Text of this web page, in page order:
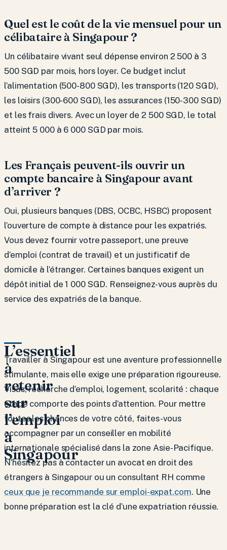
Quel est le coût de la vie mensuel pour un
célibataire à Singapour ?
Un célibataire vivant seul dépense environ 2 500 à 3
500 SGD par mois, hors loyer. Ce budget inclut
l’alimentation (500-800 SGD), les transports (120 SGD),
les loisirs (300-600 SGD), les assurances (150-300 SGD)
et les frais divers. Avec un loyer de 2 500 SGD, le total
atteint 5 000 à 6 000 SGD par mois.
Les Français peuvent-ils ouvrir un
compte bancaire à Singapour avant
d’arriver ?
Oui, plusieurs banques (DBS, OCBC, HSBC) proposent
l’ouverture de compte à distance pour les expatriés.
Vous devez fournir votre passeport, une preuve
d’emploi (contrat de travail) et un justificatif de
domicile à l’étranger. Certaines banques exigent un
dépôt initial de 1 000 SGD. Renseignez-vous auprès du
service des expatriés de la banque.
L’essentiel
à
retenir
sur
l’emploi
à
Singapour
Travailler à Singapour est une aventure professionnelle
stimulante, mais elle exige une préparation rigoureuse.
Visas, recherche d’emploi, logement, scolarité : chaque
étape comporte des points d’attention. Pour mettre
toutes les chances de votre côté, faites-vous
accompagner par un conseiller en mobilité
internationale spécialisé dans la zone Asie-Pacifique.
N’hésitez pas à contacter un avocat en droit des
étrangers à Singapour ou un consultant RH comme
ceux que je recommande sur emploi-expat.com. Une
bonne préparation est la clé d’une expatriation réussie.